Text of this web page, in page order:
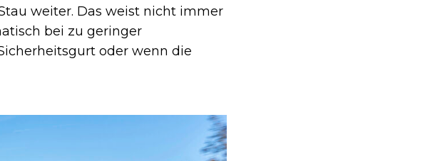
weiter. Das weist nicht immer
bei zu geringer
oder wenn die